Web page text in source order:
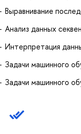
Выравнивание
Анализ данных
Интерпретация
Задачи машинного
Задачи машинного